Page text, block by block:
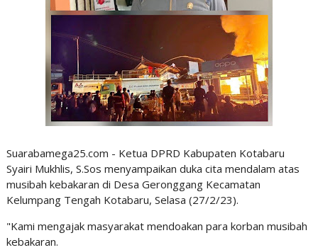
Suarabamega25.com - Ketua DPRD Kabupaten Kotabaru
Syairi Mukhlis, S.Sos menyampaikan duka cita mendalam atas
musibah kebakaran di Desa Geronggang Kecamatan
Kelumpang Tengah Kotabaru, Selasa (27/2/23).
"Kami mengajak masyarakat mendoakan para korban musibah
kebakaran.